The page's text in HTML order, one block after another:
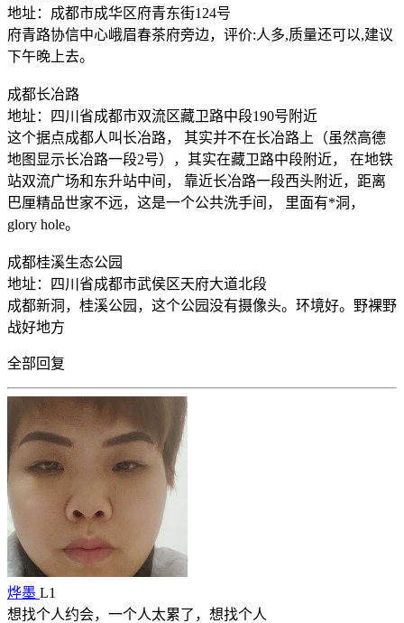
地址：成都市成华区府青东街124号
府青路协信中心峨眉春茶府旁边，评价:人多,质量还可以,建议
下午晚上去。
成都长冶路
地址：四川省成都市双流区藏卫路中段190号附近
这个据点成都人叫长冶路， 其实并不在长冶路上（虽然高德
地图显示长冶路一段2号），其实在藏卫路中段附近， 在地铁
站双流广场和东升站中间， 靠近长冶路一段西头附近，距离
巴厘精品世家不远，这是一个公共洗手间， 里面有*洞，
glory hole。
成都桂溪生态公园
地址：四川省成都市武侯区天府大道北段
成都新洞，桂溪公园，这个公园没有摄像头。环境好。野裸野
战好地方
全部回复
烨墨 L1
想找个人约会，一个人太累了，想找个人